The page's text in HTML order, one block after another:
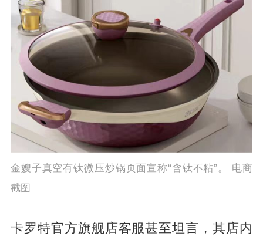
金嫂子真空有钛微压炒锅页面宣称“含钛不粘”。 电商
截图
卡罗特官方旗舰店客服甚至坦言，其店内